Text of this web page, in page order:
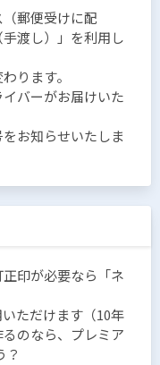
郵便受けに配
渡し）」を利用し
ります。
バーがお届けいた
お知らせいたしま
印が必要なら「ネ
ただけます（10年
のなら、プレミア
？